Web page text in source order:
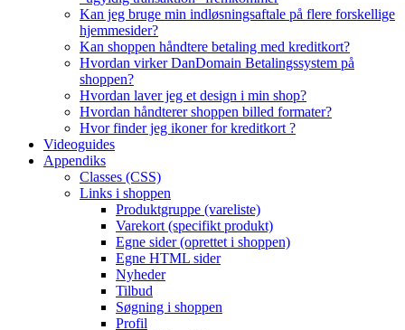
Kan jeg bruge min indløsningsaftale på flere forskellige
hjemmesider?
Kan shoppen håndtere betaling med kreditkort?
Hvordan virker DanDomain Betalingssystem på
shoppen?
Hvordan laver jeg et design i min shop?
Hvordan håndterer shoppen billed formater?
Hvor finder jeg ikoner for kreditkort ?
Videoguides
Appendiks
Classes (CSS)
Links i shoppen
Produktgruppe (vareliste)
Varekort (specifikt produkt)
Egne sider (oprettet i shoppen)
Egne HTML sider
Nyheder
Tilbud
Søgning i shoppen
Profil